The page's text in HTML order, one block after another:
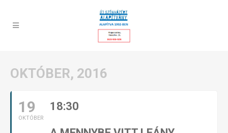
OKTÓBER, 2016
19
OKTÓBER
18:30